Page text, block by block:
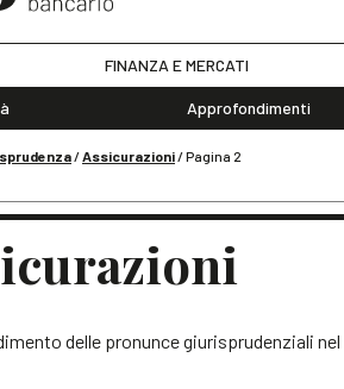
FINANZA E MERCATI
Approfondimenti
/Assicurazioni/Pagina 2
delle pronunce giurisprudenziali